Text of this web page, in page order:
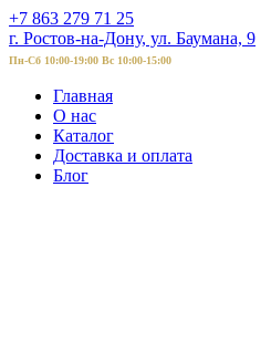
+7 863 279 71 25
г. Ростов-на-Дону, ул. Баумана, 9
Пн-Сб 10:00-19:00 Вс 10:00-15:00
Главная
О нас
Каталог
Доставка и оплата
Блог